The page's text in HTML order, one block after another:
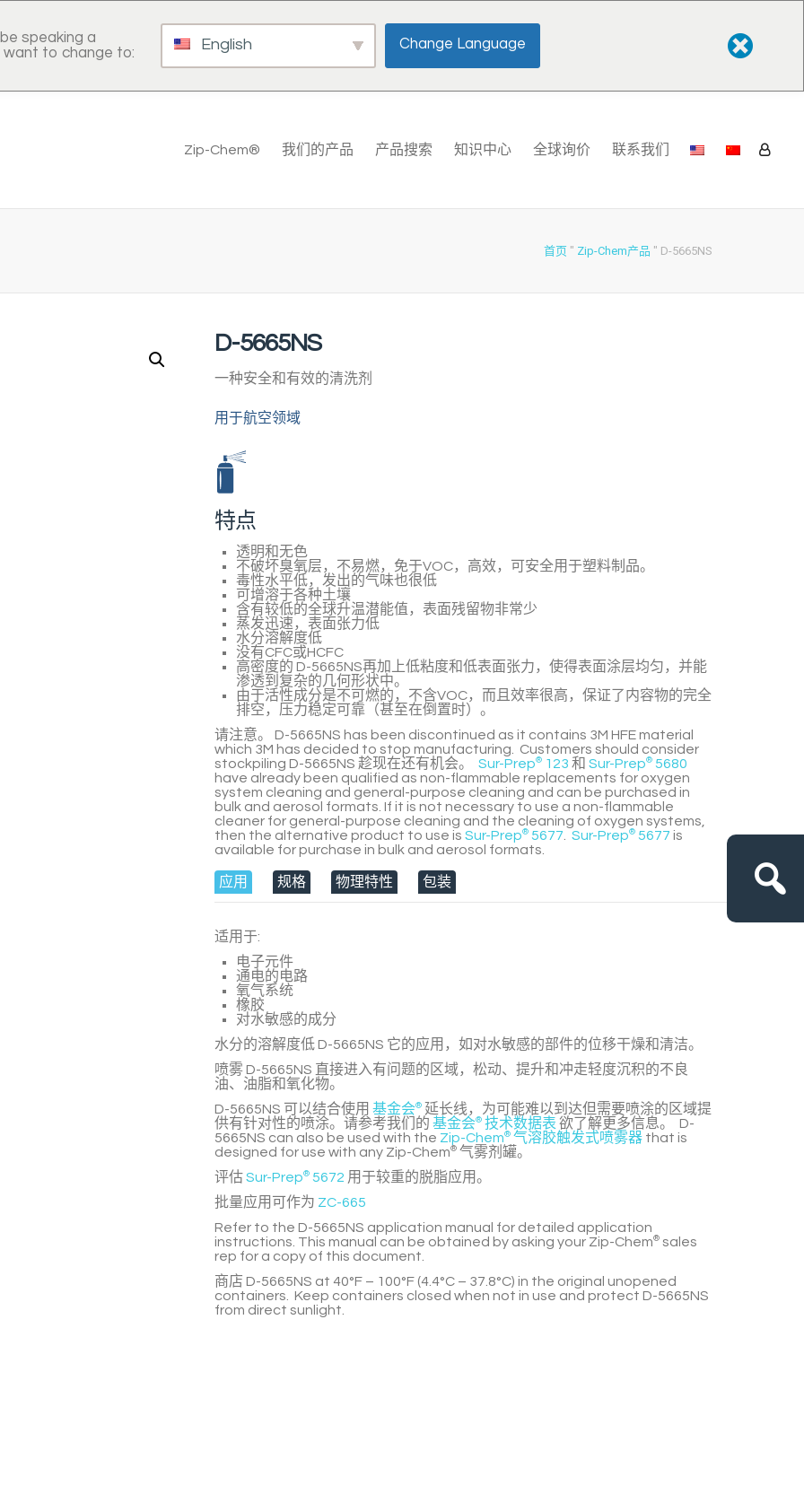
speaking a
to change to:
English Change Language
Zip-Chem® 我们的产品 产品搜索 知识中心 全球询价 联系我们
首页 " Zip-Chem产品 " D-5665NS
D-5665NS
一种安全和有效的清洗剂
用于航空领域
特点
透明和无色
不破坏臭氧层，不易燃，免于VOC，高效，可安全用于塑料制品。
毒性水平低，发出的气味也很低
可增溶于各种土壤
含有较低的全球升温潜能值，表面残留物非常少
蒸发迅速，表面张力低
水分溶解度低
没有CFC或HCFC
高密度的 D-5665NS再加上低粘度和低表面张力，使得表面涂层均匀，并能
渗透到复杂的几何形状中。
由于活性成分是不可燃的，不含VOC，而且效率很高，保证了内容物的完全
排空，压力稳定可靠（甚至在倒置时）。
请注意。
D-5665NS has been discontinued as it contains 3M HFE material
which 3M has decided to stop manufacturing. Customers should consider
stockpiling D-5665NS 趁现在还有机会。 Sur-Prep® 123 和 Sur-Prep® 5680
have already been qualified as non-flammable replacements for oxygen
system cleaning and general-purpose cleaning and can be purchased in
bulk and aerosol formats. If it is not necessary to use a non-flammable
cleaner for general-purpose cleaning and the cleaning of oxygen systems,
then the alternative product to use is Sur-Prep® 5677 Sur-Prep® 5677 is
available for purchase in bulk and aerosol formats.
应用 规格 物理特性 包装
适用于:
电子元件
通电的电路
氧气系统
橡胶
对水敏感的成分
水分的溶解度低D-5665NS 它的应用，如对水敏感的部件的位移干燥和清洁。
喷雾D-5665NS 直接进入有问题的区域，松动、提升和冲走轻度沉积的不良
油、油脂和氧化物。
D-5665NS 可以结合使用 基金会® 延长线，为可能难以到达但需要喷涂的区域提
供有针对性的喷涂。请参考我们的 基金会® 技术数据表 欲了解更多信息。 D-
5665NS can also be used with the Zip-Chem® 气溶胶触发式喷雾器 that is
designed for use with any Zip-Chem® 气雾剂罐。
评估Sur-Prep® 5672 用于较重的脱脂应用。
批量应用可作为 ZC-665
Refer to the D-5665NS application manual for detailed application
instructions. This manual can be obtained by asking your Zip-Chem® sales
rep for a copy of this document.
商店 D-5665NS at 40°F – 100°F (4.4°C – 37.8°C) in the original unopened
containers. Keep containers closed when not in use and protect D-5665NS
from direct sunlight.